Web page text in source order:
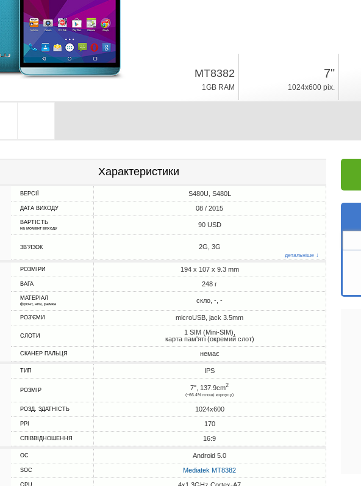
MT8382
1GB RAM
7"
1024x600 pix.
Характеристики
ВЕРСІЇ S480U, S480L
ДАТА ВИХОДУ 08 / 2015
ВАРТІСТЬ
на момент виходу 90 USD
ЗВ'ЯЗОК 2G, 3G
детальніше ↓
РОЗМІРИ 194 x 107 x 9.3 mm
ВАГА 248 г
МАТЕРІАЛ
фронт, низ, рамка скло, -, -
РОЗ'ЄМИ microUSB, jack 3.5mm
СЛОТИ
1 SIM (Mini-SIM),
карта пам'яті (окремий слот)
СКАНЕР ПАЛЬЦЯ немає
ТИП IPS
РОЗМІР 7", 137.9cm2
(~66.4% площі корпусу)
РОЗД. ЗДАТНІСТЬ 1024x600
PPI 170
СПІВВІДНОШЕННЯ 16:9
ОС Android 5.0
SOC Mediatek MT8382
CPU